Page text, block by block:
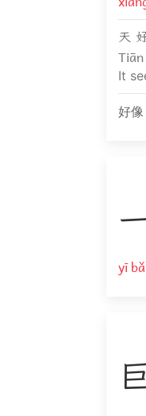
天
It
好像
yī bǎ